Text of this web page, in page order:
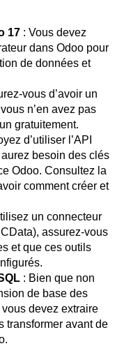
17 : Vous devez
dans Odoo pour
de données et
vous d’avoir un
n’en avez pas
gratuitement.
d’utiliser l’API
besoin des clés
Odoo. Consultez la
comment créer et
un connecteur
assurez-vous
et que ces outils
: Bien que non
de base des
devez extraire
transformer avant de